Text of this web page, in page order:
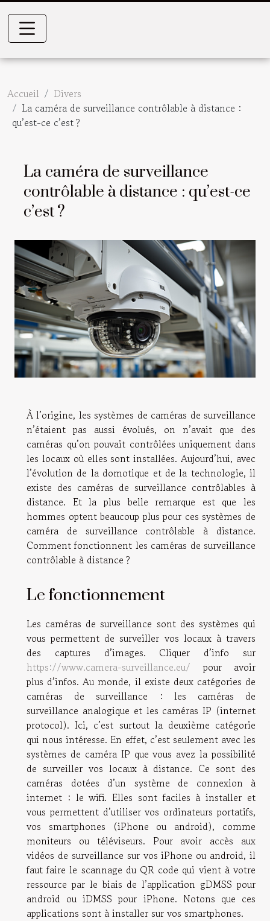
Accueil
Divers
La caméra de surveillance contrôlable à distance :
qu’est-ce c’est ?
La caméra de surveillance
contrôlable à distance : qu’est-ce
c’est ?
À l’origine, les systèmes de caméras de surveillance
n’étaient pas aussi évolués, on n’avait que des
caméras qu’on pouvait contrôlées uniquement dans
les locaux où elles sont installées. Aujourd’hui, avec
l’évolution de la domotique et de la technologie, il
existe des caméras de surveillance contrôlables à
distance. Et la plus belle remarque est que les
hommes optent beaucoup plus pour ces systèmes de
caméra de surveillance contrôlable à distance.
Comment fonctionnent les caméras de surveillance
contrôlable à distance ?
Le fonctionnement
Les caméras de surveillance sont des systèmes qui
vous permettent de surveiller vos locaux à travers
des captures d’images. Cliquer d’info sur
https://www.camera-surveillance.eu/ pour avoir
plus d’infos. Au monde, il existe deux catégories de
caméras de surveillance : les caméras de
surveillance analogique et les caméras IP (internet
protocol). Ici, c’est surtout la deuxième catégorie
qui nous intéresse. En effet, c’est seulement avec les
systèmes de caméra IP que vous avez la possibilité
de surveiller vos locaux à distance. Ce sont des
caméras dotées d’un système de connexion à
internet : le wifi. Elles sont faciles à installer et
vous permettent d’utiliser vos ordinateurs portatifs,
vos smartphones (iPhone ou android), comme
moniteurs ou téléviseurs. Pour avoir accès aux
vidéos de surveillance sur vos iPhone ou android, il
faut faire le scannage du QR code qui vient à votre
ressource par le biais de l’application gDMSS pour
android ou iDMSS pour iPhone. Notons que ces
applications sont à installer sur vos smartphones.